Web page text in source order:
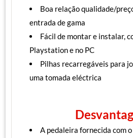
Boa relação qualidade/
entrada de gama
Fácil de montar e instalar,
Playstation e no PC
Pilhas recarregáveis para
uma tomada eléctrica
A pedaleira fornecida com